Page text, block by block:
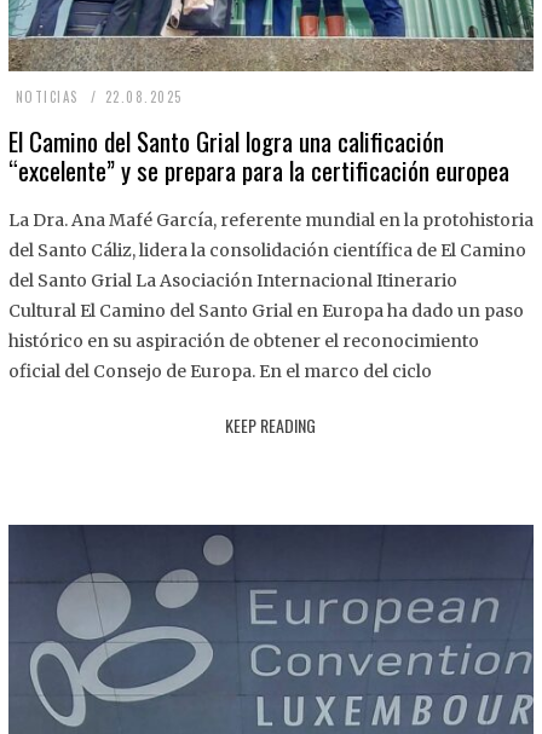
NOTICIAS 22.08.2025
.
8
2
2
El Camino del Santo Grial logra una calificación
“excelente” y se prepara para la certificación europea
La Dra. Ana Mafé García, referente mundial en la protohistoria
del Santo Cáliz, lidera la consolidación científica de El Camino
del Santo Grial La Asociación Internacional Itinerario
Cultural El Camino del Santo Grial en Europa ha dado un paso
histórico en su aspiración de obtener el reconocimiento
oficial del Consejo de Europa. En el marco del ciclo
KEEP READING